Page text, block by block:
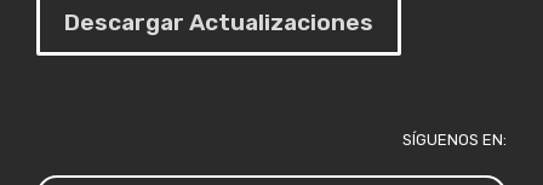
Descargar Actualizaciones
SÍGUENOS EN: